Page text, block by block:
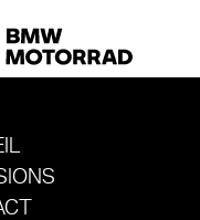
AU SITE DE SPORT MOTO